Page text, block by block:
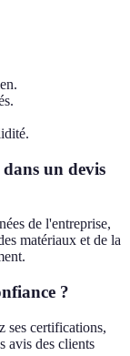
un devis
de l'entreprise,
matériaux et de la
?
ses certifications,
avis des clients